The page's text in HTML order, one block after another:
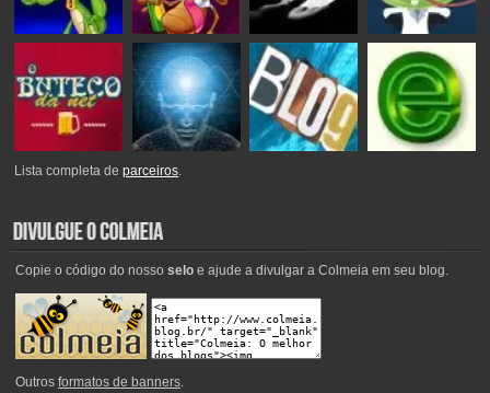
Lista completa deparceiros.
Copie o código do nosso seloe ajude a divulgar a Colmeia em seu blog.
Outros formatos de banners.